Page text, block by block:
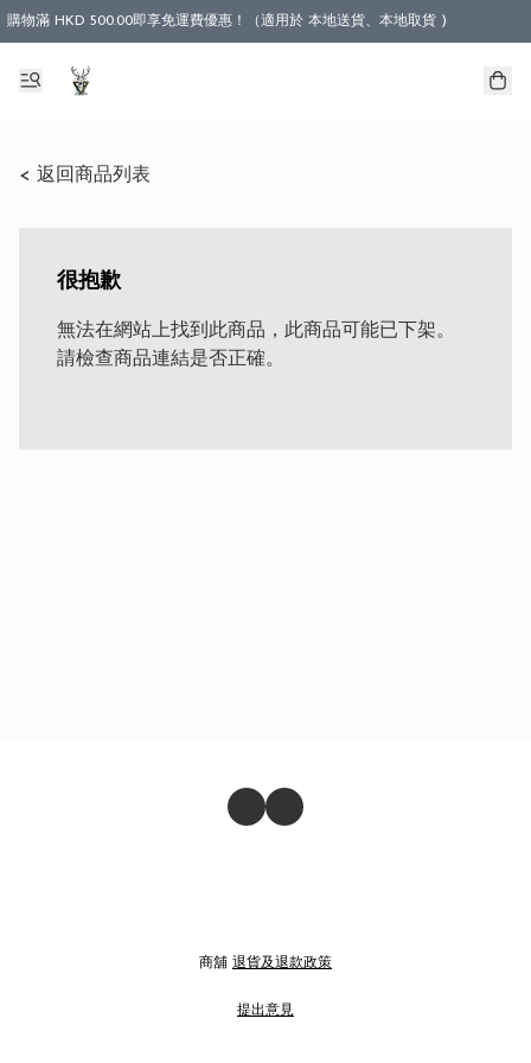
購物滿 HKD 500.00即享免運費優惠！（適用於 本地送貨、本地取貨 )
< 返回商品列表
很抱歉
無法在網站上找到此商品，此商品可能已下架。
請檢查商品連結是否正確。
商舖 退貨及退款政策
提出意見